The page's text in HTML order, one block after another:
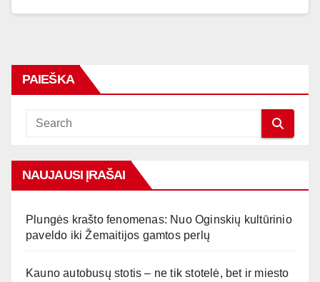
PAIEŠKA
NAUJAUSI ĮRAŠAI
Plungės krašto fenomenas: Nuo Oginskių kultūrinio
paveldo iki Žemaitijos gamtos perlų
Kauno autobusų stotis – ne tik stotelė, bet ir miesto